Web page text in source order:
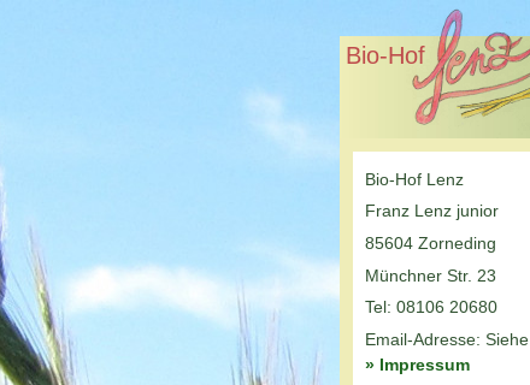
Bio-Hof
Bio-Hof Lenz
Franz Lenz junior
85604 Zorneding
Münchner Str. 23
Tel: 08106 20680
Email-Adresse: Siehe
» Impressum